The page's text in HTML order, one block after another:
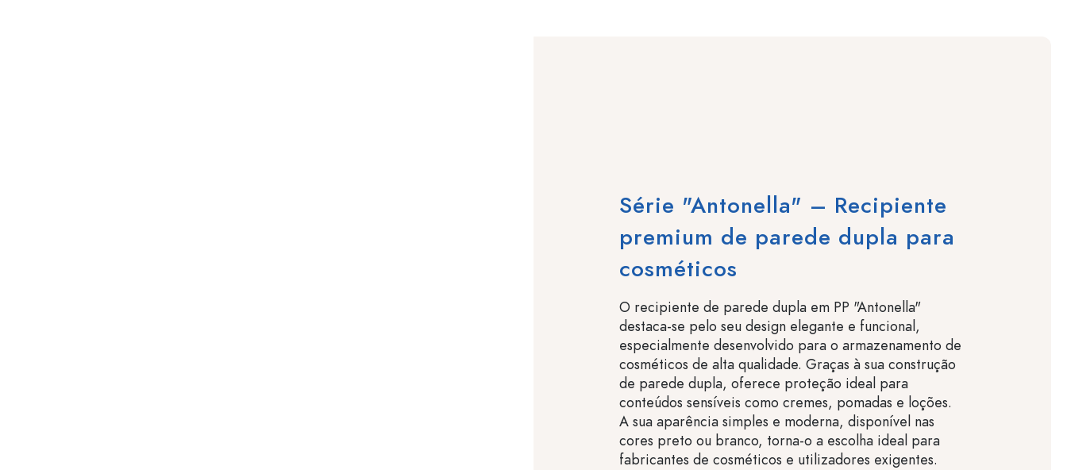
Série "Antonella" – Recipiente
premium de parede dupla para
cosméticos
O recipiente de parede dupla em PP "Antonella"
destaca-se pelo seu design elegante e funcional,
especialmente desenvolvido para o armazenamento de
cosméticos de alta qualidade. Graças à sua construção
de parede dupla, oferece proteção ideal para
conteúdos sensíveis como cremes, pomadas e loções.
A sua aparência simples e moderna, disponível nas
cores preto ou branco, torna-o a escolha ideal para
fabricantes de cosméticos e utilizadores exigentes.